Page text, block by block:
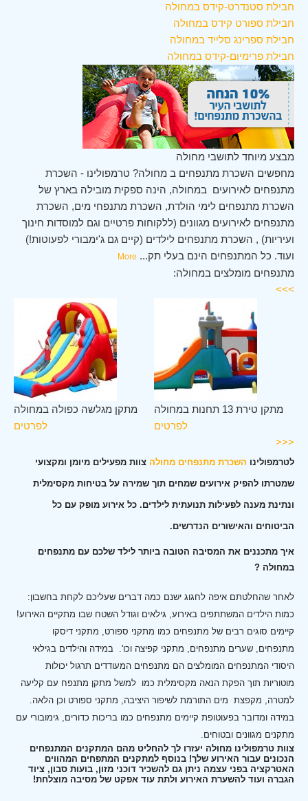
חבילת סטנדרט-קידס במחולה
חבילת ספורט קידס במחולה
חבילת ספרינג סלייד במחולה
חבילת פרימיום-קידס במחולה
מבצע מיוחד לתושבי מחולה
מחפשים השכרת מתנפחים ב מחולה? טרמפולינו - השכרת
מתנפחים לאירועים במחולה, הינה ספקית מובילה בארץ של
השכרת מתנפחים לימי הולדת, השכרת מתנפחי מים, השכרת
מתנפחים לאירועים מגוונים (ללקוחות פרטיים וגם למוסדות חינוך
ועיריות) , השכרת מתנפחים לילדים (קיים גם ג'ימבורי לפעוטות!)
ועוד. כל המתנפחים הינם בעלי תק...
More
מתנפחים מומלצים במחולה:
>>>
מתקן מגלשה כפולה במחולה
לפרטים
מתקן טירת 13 תחנות במחולה
לפרטים
<<<
לטרמפולינו השכרת מתנפחים מחולה צוות מפעילים מיומן ומקצועי
שמטרתו להפיק אירועים שמחים תוך שמירה על בטיחות מקסימלית
ונתינת מענה לפעילות תנועתית לילדים. כל אירוע מופק עם כל
הביטוחים והאישורים הנדרשים.
איך מתכננים את המסיבה הטובה ביותר לילד שלכם עם מתנפחים
במחולה ?
לאחר שהחלטתם איפה לחגוג ישנם כמה דברים שעליכם לקחת בחשבון:
כמות הילדים המשתתפים באירוע, גילאים וגודל השטח שבו מתקיים האירוע!
קיימים סוגים רבים של מתנפחים כמו מתקני ספורט, מתקני דיסקו
מתנפחים, שערים מתנפחים, מתקני קפיצה וכו'. במידה והילדים בגילאי
היסודי המתנפחים המומלצים הם מתנפחים המעודדים תרגול יכולות
מוטוריות תוך הפקת הנאה מקסימלית כמו למשל מתקן מתנפח עם קליעה
למטרה, מקפצת מים התורמת לשיפור היציבה, מתקני ספורט וכן הלאה.
במידה ומדובר בפעוטופת קיימים מתנפחים כמו בריכות כדורים, גימובורי עם
מתקנים מגוונים ובטוחים.
צוות טרמפולינו מחולה יעזרו לך להחליט מהם המתקנים המתנפחים
הנכונים עבור האירוע שלך! בנוסף למתקנים המתפחים המהווים
האטרקציה בפני עצמה ניתן גם להשכיר דוכני מזון, בועות סבון, ציוד
הגברה ועוד להשערת האירוע ולתת עוד אפקט של מסיבה מוצלחת!